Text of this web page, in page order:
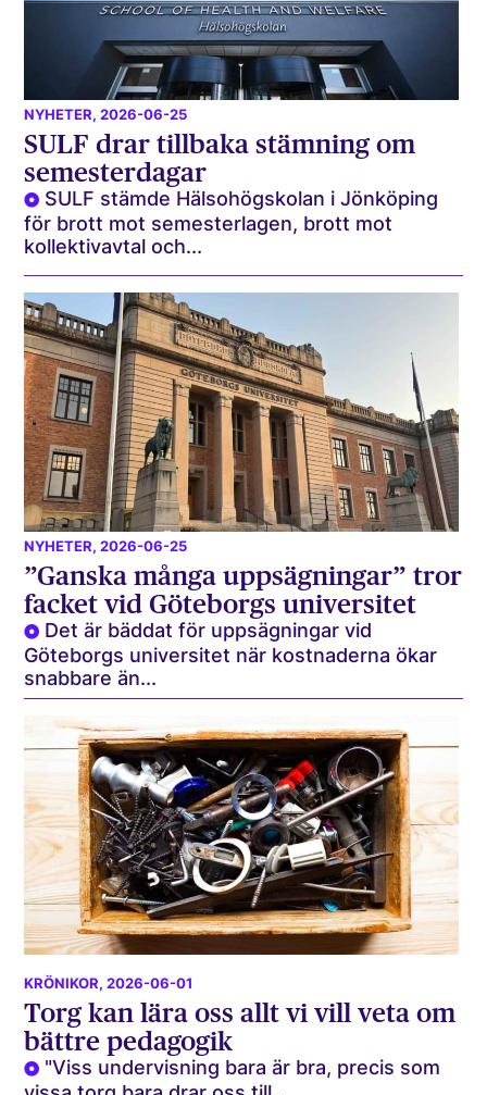
NYHETER, 2026-06-25
SULF drar tillbaka stämning om
semesterdagar
SULF stämde Hälsohögskolan i Jönköping
för brott mot semesterlagen, brott mot
kollektivavtal och...
NYHETER, 2026-06-25
”Ganska många uppsägningar” tror
facket vid Göteborgs universitet
Det är bäddat för uppsägningar vid
Göteborgs universitet när kostnaderna ökar
snabbare än...
KRÖNIKOR, 2026-06-01
Torg kan lära oss allt vi vill veta om
bättre pedagogik
"Viss undervisning bara är bra, precis som